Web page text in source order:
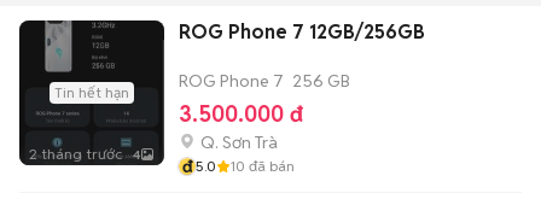
Tin hết hạn
2 tháng trước 4
ROG Phone 7 12GB/256GB
ROG Phone 7 256 GB
3.500.000 đ
Q. Sơn Trà
đ5.0 10 đã bán